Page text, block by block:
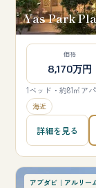
Yas Park
価格
8,170万円
1ベッド・約81㎡ア
海近
詳細を見る
アブダビ｜アルリー